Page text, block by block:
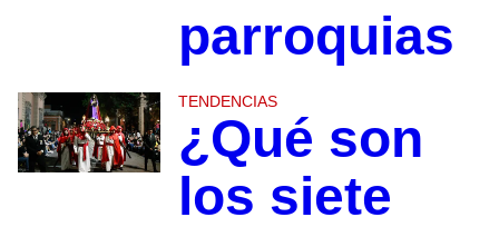
parroquias
TENDENCIAS
¿Qué son
los siete